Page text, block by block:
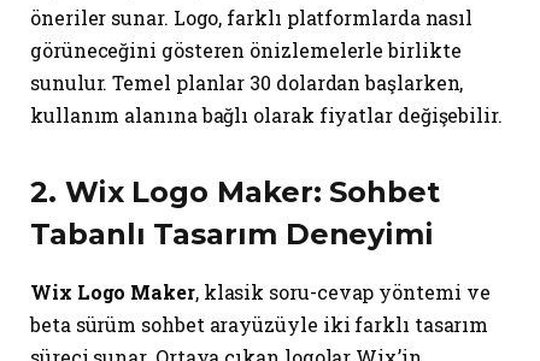
öneriler sunar. Logo, farklı platformlarda nasıl
görüneceğini gösteren önizlemelerle birlikte
sunulur. Temel planlar 30 dolardan başlarken,
kullanım alanına bağlı olarak fiyatlar değişebilir.
2. Wix Logo Maker: Sohbet
Tabanlı Tasarım Deneyimi
Wix Logo Maker, klasik soru-cevap yöntemi ve
beta sürüm sohbet arayüzüyle iki farklı tasarım